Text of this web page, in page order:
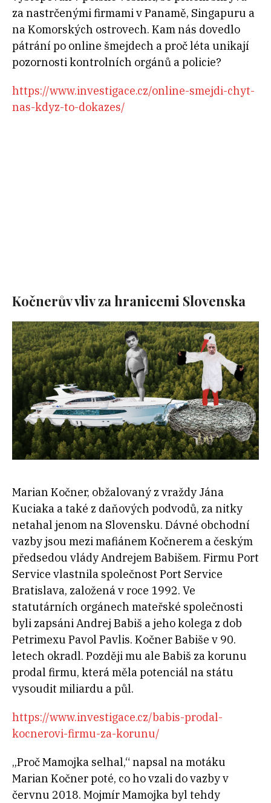
za nastrčenými firmami v Panamě, Singapuru a
na Komorských ostrovech. Kam nás dovedlo
pátrání po online šmejdech a proč léta unikají
pozornosti kontrolních orgánů a policie?
https://www.investigace.cz/online-smejdi-chyt-
nas-kdyz-to-dokazes/
Kočnerův vliv za hranicemi Slovenska
Marian Kočner, obžalovaný z vraždy Jána
Kuciaka a také z daňových podvodů, za nitky
netahal jenom na Slovensku. Dávné obchodní
vazby jsou mezi mafiánem Kočnerem a českým
předsedou vlády Andrejem Babišem. Firmu Port
Service vlastnila společnost Port Service
Bratislava, založená v roce 1992. Ve
statutárních orgánech mateřské společnosti
byli zapsáni Andrej Babiš a jeho kolega z dob
Petrimexu Pavol Pavlis. Kočner Babiše v 90.
letech okradl. Později mu ale Babiš za korunu
prodal firmu, která měla potenciál na státu
vysoudit miliardu a půl.
https://www.investigace.cz/babis-prodal-
kocnerovi-firmu-za-korunu/
„Proč Mamojka selhal,“ napsal na motáku
Marian Kočner poté, co ho vzali do vazby v
červnu 2018. Mojmír Mamojka byl tehdy